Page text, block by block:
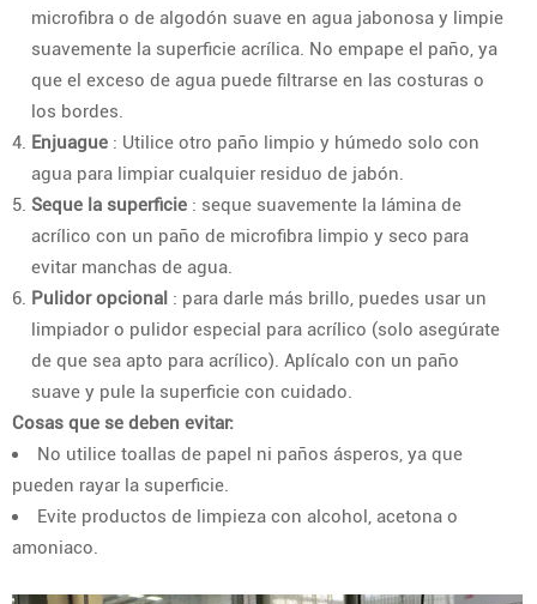
microfibra o de algodón suave en agua jabonosa y limpie
suavemente la superficie acrílica. No empape el paño, ya
que el exceso de agua puede filtrarse en las costuras o
los bordes.
Enjuague : Utilice otro paño limpio y húmedo solo con
agua para limpiar cualquier residuo de jabón.
Seque la superficie : seque suavemente la lámina de
acrílico con un paño de microfibra limpio y seco para
evitar manchas de agua.
Pulidor opcional : para darle más brillo, puedes usar un
limpiador o pulidor especial para acrílico (solo asegúrate
de que sea apto para acrílico). Aplícalo con un paño
suave y pule la superficie con cuidado.
Cosas que se deben evitar:
No utilice toallas de papel ni paños ásperos, ya que
pueden rayar la superficie.
Evite productos de limpieza con alcohol, acetona o
amoniaco.